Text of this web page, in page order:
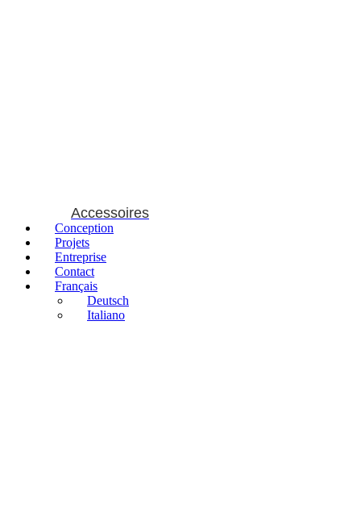
Accessoires
Conception
Projets
Entreprise
Contact
Français
Deutsch
Italiano